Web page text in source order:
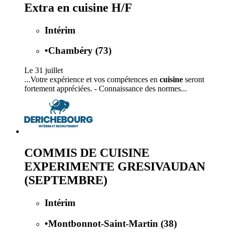
Extra en cuisine H/F
Intérim
•Chambéry (73)
Le 31 juillet
...Votre expérience et vos compétences en cuisine seront
fortement appréciées. - Connaissance des normes...
COMMIS DE CUISINE
EXPERIMENTE GRESIVAUDAN
(SEPTEMBRE)
Intérim
•Montbonnot-Saint-Martin (38)